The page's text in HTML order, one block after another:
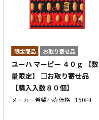
お取り寄せ品
ユーハ マーピー ４０ｇ 【数
量限定】 □お取り寄せ品
【購入入数８０個】
メーカー希望小売価格 150円